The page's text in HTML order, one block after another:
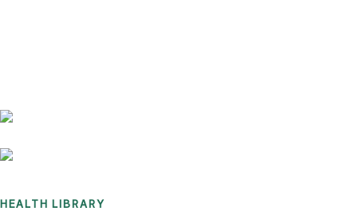
HEALTH LIBRARY